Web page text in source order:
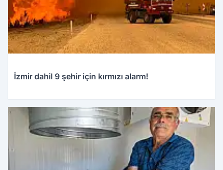
İzmir dahil 9 şehir için kırmızı alarm!